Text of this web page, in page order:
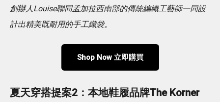
創辦人Louise聯同孟加拉西南部的傳統編織工藝師一同設
計出精美既耐用的手工織袋。
Shop Now 立即購買
夏天穿搭提案2：本地鞋履品牌The Korner